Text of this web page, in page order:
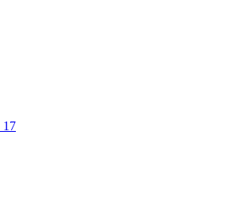
17